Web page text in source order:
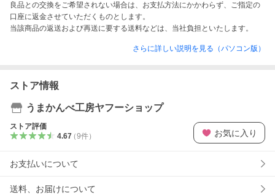
良品との交換をご希望されない場合は、お支払方法にかかわらず、ご指定の
口座に返金させていただくものとします。
当該商品の返送および再送に要する送料などは、当社負担といたします。
さらに詳しい説明を見る（パソコン版）
ストア情報
うまかんべ工房ヤフーショップ
ストア評価
4.67（9件） お気に入り
お支払いについて
送料、お届けについて